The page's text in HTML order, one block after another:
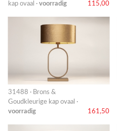
kap ovaal · voorradig 115,00
31488 · Brons &
Goudkleurige kap ovaal ·
voorradig
161,50